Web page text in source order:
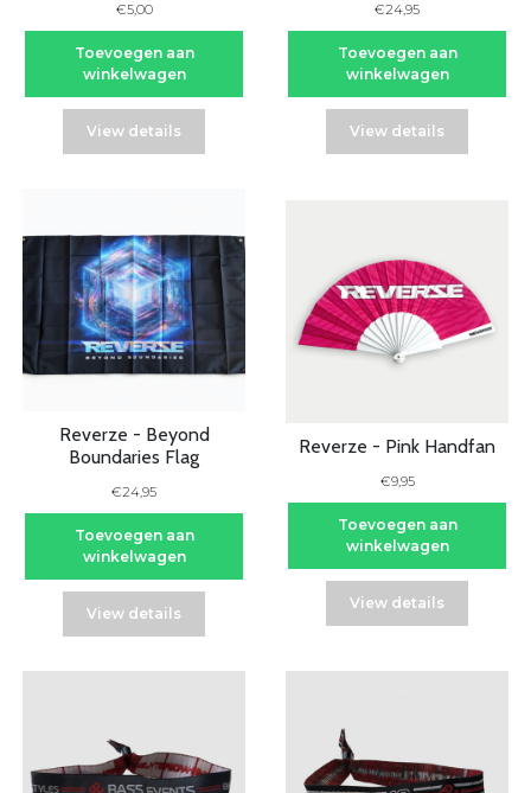
€5,00
Toevoegen aan
winkelwagen
View details
€24,95
Toevoegen aan
winkelwagen
View details
Reverze - Beyond
Boundaries Flag
€24,95
Toevoegen aan
winkelwagen
View details
Reverze - Pink Handfan
€9,95
Toevoegen aan
winkelwagen
View details